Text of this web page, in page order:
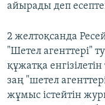
айырады деп
2 желтоқсанда
"Шетел агенттері"
құжатқа
заң "шетел
жұмыс істейтін